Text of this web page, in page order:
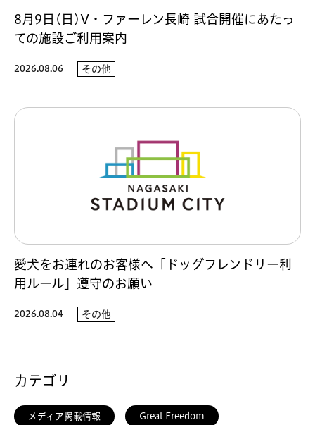
8月9日(日)V・ファーレン長崎 試合開催にあたっ
ての施設ご利用案内
2026.08.06 その他
愛犬をお連れのお客様へ「ドッグフレンドリー利
用ルール」遵守のお願い
2026.08.04 その他
カテゴリ
メディア掲載情報 Great Freedom